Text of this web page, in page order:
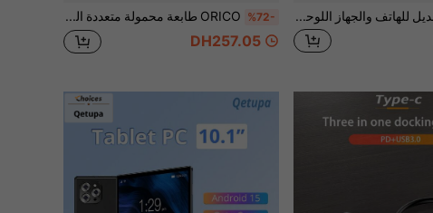
حامل قابل للتعديل للهاتف والجهاز اللوحي، حامل متعدد الزوايا للجهاز اللوحي، حامل سرير وطاولة قابل للطي والتدوير بثلاثة أذرع قوي %72- ORICO طابعة محمولة متعددة الوظائف، طابعة ملصقات حرارية صغيرة، طابعة ملصقات مكتبية، صانع ملصقات، مع 1/6 لفة (14*30 مم) ملصقات مستمرة، تدعم طباعة الصور والملصقات، طابعة بلوتوث بدون حبر، مناسبة لطباعة الصور والصور والسجلات، مثالية للعودة إلى المدرسة DIY
DH257.05